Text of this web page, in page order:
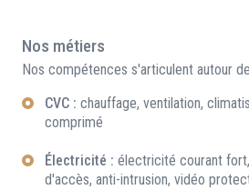
Nos métiers
Nos compétences s'articulent autour
CVC : chauffage, ventilation,
comprimé
Électricité : électricité courant
d'accès, anti-intrusion, vidéo